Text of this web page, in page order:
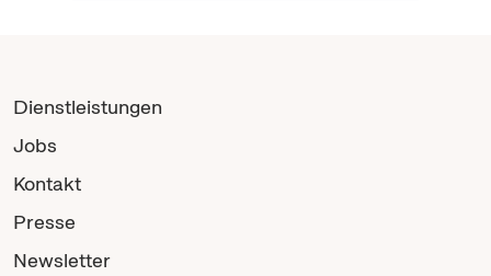
Dienstleistungen
Jobs
Kontakt
Presse
Newsletter